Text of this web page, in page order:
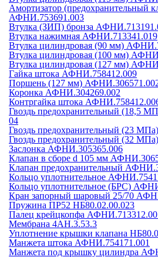
Амортизатор (предохранительный
АФНИ.753691.003
Втулка (ЗИП) бронза
Втулка нажимная АФНИ.713341.019
Втулка цилиндровая (90 мм)
Втулка цилиндровая (100 мм)
Втулка цилиндровая (127 мм)
Гайка штока АФНИ.758412.009
Поршень (127 мм)
Коронка АФНИ.304269.002
Контргайка штока
Гвоздь предохранительный (18,5
04
Гвоздь предохранительный (23
Гвоздь предохранительный (32
Заслонка АФНИ.305365.006
Клапан в сборе d 105 мм
Клапан предохранительный
Кольцо уплотнительное
Кольцо уплотнительное (БРС)
Кран запорный шаровый 25/70
Пружина ПР52 НБ80.02.00.023
Палец крейцкопфа
Мембрана 4АН.3.53.3
Уплотнение крышки клапана
Манжета штока АФНИ.754171.001
Манжета под крышку цилиндра